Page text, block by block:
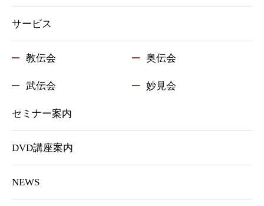
サービス
教伝会 奥伝会
武伝会 妙見会
セミナー案内
DVD講座案内
NEWS